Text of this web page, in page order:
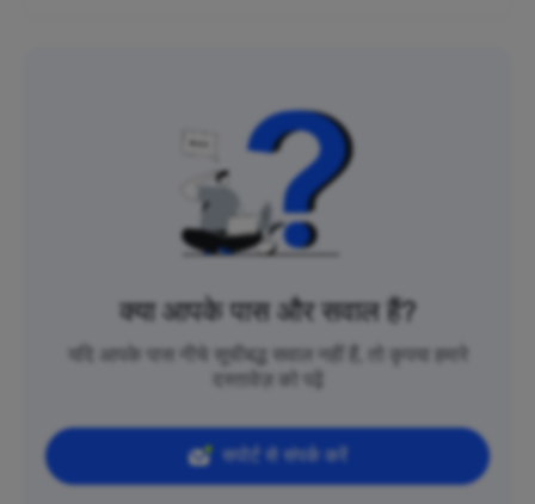
क्या आपके पास और सवाल हैं?
यदि आपके पास नीचे सूचीबद्ध सवाल नहीं हैं, तो कृपया हमारे
दस्तावेज़ को पढ़ें
सपोर्ट से संपर्क करें